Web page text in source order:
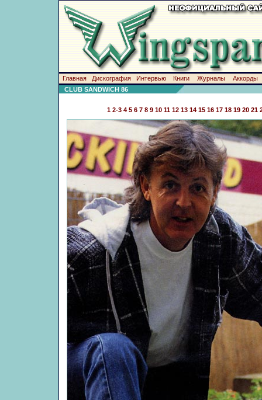
Главная Дискография Интервью Книги Журналы
Аккорды
CLUB SANDWICH 86
1 2-3 4 5 6 7 8 9 10 11 12 13 14 15 16 17 18 19 20 21